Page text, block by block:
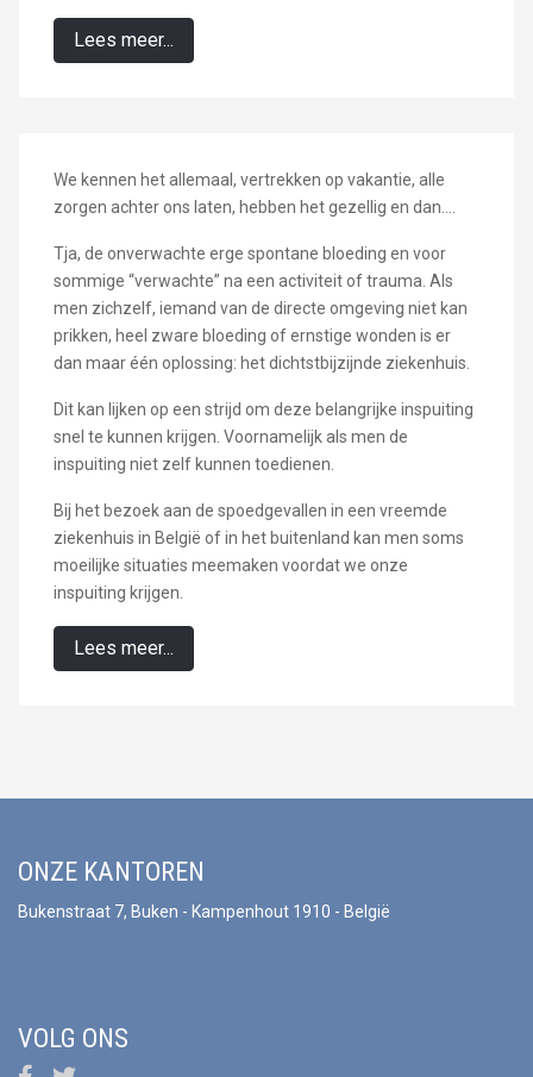
Lees meer...
We kennen het allemaal, vertrekken op vakantie, alle
zorgen achter ons laten, hebben het gezellig en dan….
Tja, de onverwachte erge spontane bloeding en voor
sommige “verwachte” na een activiteit of trauma. Als
men zichzelf, iemand van de directe omgeving niet kan
prikken, heel zware bloeding of ernstige wonden is er
dan maar één oplossing: het dichtstbijzijnde ziekenhuis.
Dit kan lijken op een strijd om deze belangrijke inspuiting
snel te kunnen krijgen. Voornamelijk als men de
inspuiting niet zelf kunnen toedienen.
Bij het bezoek aan de spoedgevallen in een vreemde
ziekenhuis in België of in het buitenland kan men soms
moeilijke situaties meemaken voordat we onze
inspuiting krijgen.
Lees meer...
ONZE KANTOREN
Bukenstraat 7, Buken - Kampenhout 1910 - België
VOLG ONS